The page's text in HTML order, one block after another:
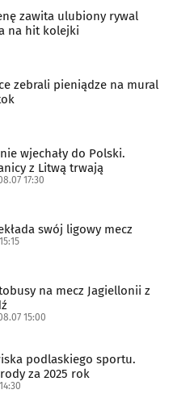
zawita ulubiony rywal
na hit kolejki
zebrali pieniądze na mural
wjechały do Polski.
z Litwą trwają
17:30
swój ligowy mecz
na mecz Jagiellonii z
15:00
podlaskiego sportu.
za 2025 rok